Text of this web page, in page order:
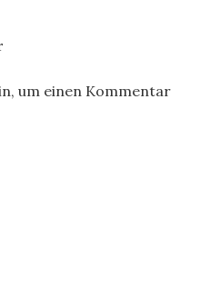
um einen Kommentar